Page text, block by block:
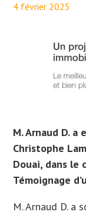
4 février 2025
M. Arnaud D. a
Christophe
Douai, dans le
Témoignage
M. Arnaud D. a